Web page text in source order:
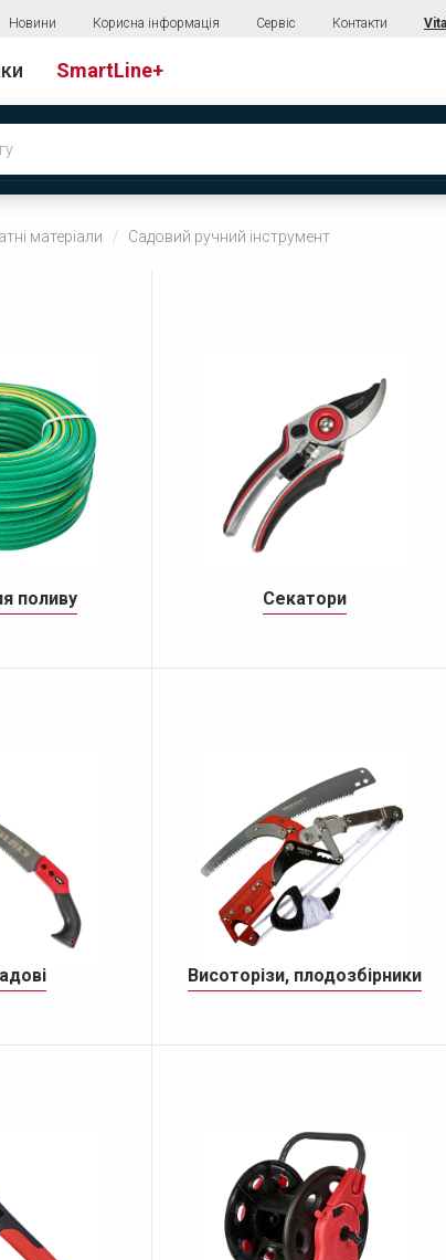
Новини Корисна інформація Сервіс Контакти
SmartLine+
матеріали Садовий ручний інструмент
поливу Секатори
Висоторізи, плодозбірники